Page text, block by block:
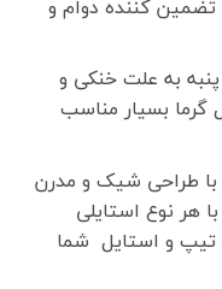
کننده دوام و
به علت خنکی و
گرما بسیار مناسب
طراحی شیک و مدرن
هر نوع استایلی
و استایل شما